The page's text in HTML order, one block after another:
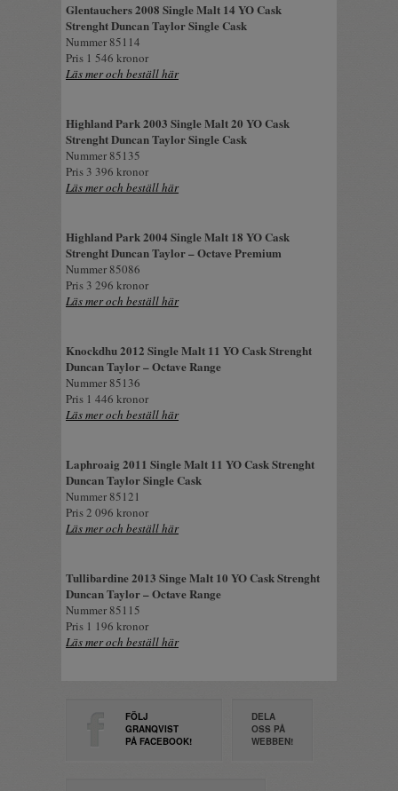
Glentauchers 2008 Single Malt 14 YO Cask
Strenght Duncan Taylor Single Cask
Nummer 85114
Pris 1 546 kronor
Läs mer och beställ här
Highland Park 2003 Single Malt 20 YO Cask
Strenght Duncan Taylor Single Cask
Nummer 85135
Pris 3 396 kronor
Läs mer och beställ här
Highland Park 2004 Single Malt 18 YO Cask
Strenght Duncan Taylor – Octave Premium
Nummer 85086
Pris 3 296 kronor
Läs mer och beställ här
Knockdhu 2012 Single Malt 11 YO Cask Strenght
Duncan Taylor – Octave Range
Nummer 85136
Pris 1 446 kronor
Läs mer och beställ här
Laphroaig 2011 Single Malt 11 YO Cask Strenght
Duncan Taylor Single Cask
Nummer 85121
Pris 2 096 kronor
Läs mer och beställ här
Tullibardine 2013 Singe Malt 10 YO Cask Strenght
Duncan Taylor – Octave Range
Nummer 85115
Pris 1 196 kronor
Läs mer och beställ här
FÖLJ
GRANQVIST
PÅ FACEBOOK!
DELA
OSS PÅ
WEBBEN!